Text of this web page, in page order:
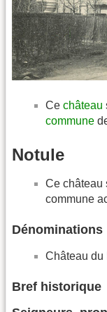
Ce château
commune
Notule
Ce château
commune
Dénominations
Château du
Bref historique